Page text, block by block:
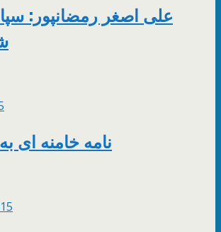
علی اصغر رمضانپور:
نامه خامنه ای